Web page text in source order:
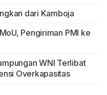
dari Kamboja
Pengiriman PMI ke
WNI Terlibat
Overkapasitas